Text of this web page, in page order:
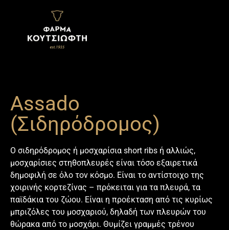
Assado
(Σιδηρόδρομος)
Ο σιδηρόδρομος ή μοσχαρίσια short ribs ή αλλιώς,
μοσχαρίσιες στηθοπλευρές είναι τόσο εξαιρετικά
δημοφιλή σε όλο τον κόσμο. Είναι το αντίστοιχο της
χοιρινής κορτεζίνας – πρόκειται για τα πλευρά, τα
παϊδάκια του ζώου. Είναι η προέκταση από τις κυρίως
μπριζόλες του μοσχαριού, δηλαδή των πλευρών του
θώρακα από το μοσχάρι. Θυμίζει γραμμές τρένου